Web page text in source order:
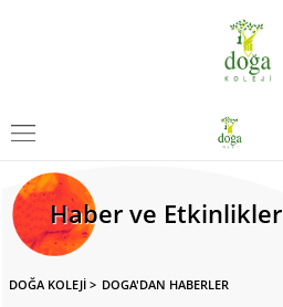
Haber ve Etkinlikler
DOĞA KOLEJİ > DOGA'DAN HABERLER